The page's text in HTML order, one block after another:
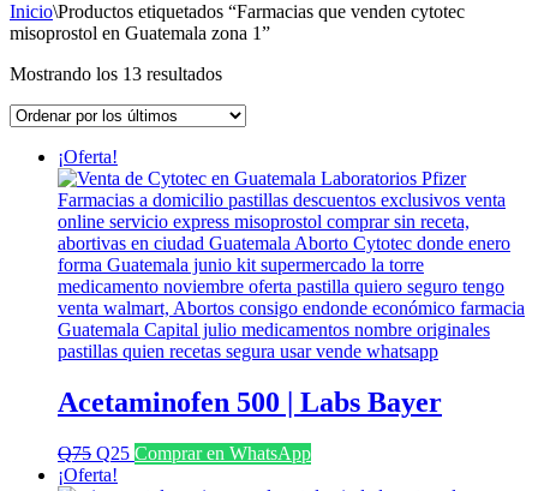
Inicio\Productos etiquetados “Farmacias que venden cytotec
misoprostol en Guatemala zona 1”
Mostrando los 13 resultadosOrdenado
los
¡Oferta!
Acetaminofen 500 | Labs Bayer
Q75 El
precio
Q25ElComprar en WhatsApp
¡Oferta!